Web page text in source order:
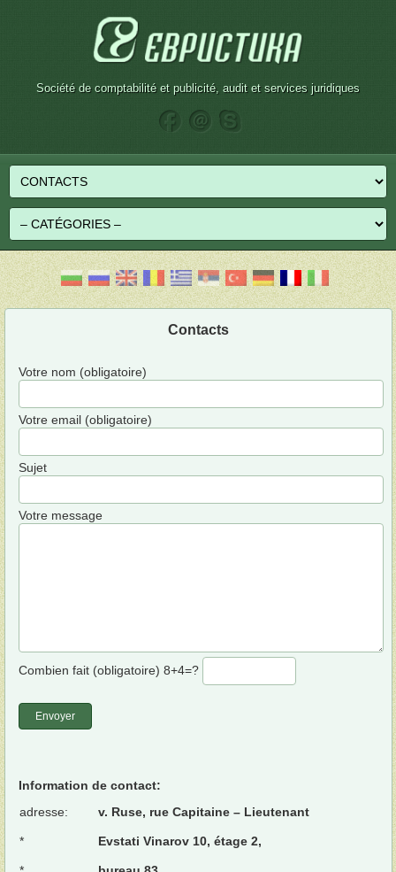
Société de comptabilité et publicité, audit et services juridiques
Contacts
Votre nom (obligatoire)
Votre email (obligatoire)
Sujet
Votre message
Combien fait (obligatoire) 8+4=?
Information de contact:
adresse:
*
v. Ruse, rue Capitaine – Lieutenant
Еvstati Vinarov 10, étage 2,